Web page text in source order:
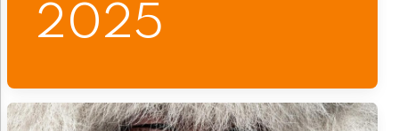
2025